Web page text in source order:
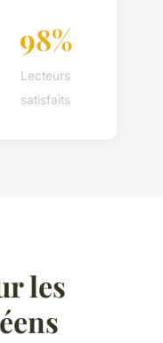
98%
Lecteurs
satisfaits
les